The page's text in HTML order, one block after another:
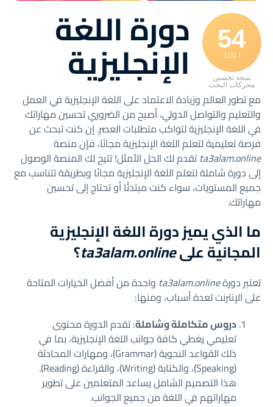
54
/ 100
نتيجة تحسين
محركات البحث
دورة اللغة
الإنجليزية
مع تطور العالم وزيادة الاعتماد على اللغة الإنجليزية في العمل
والتعليم والتواصل الدولي، أصبح من الضروري تحسين مهاراتك
في اللغة الإنجليزية لتواكب متطلبات العصر. إن كنت تبحث عن
فرصة تعليمية لتعلم اللغة الإنجليزية مجانًا، فإن منصة
ta3alam.online تقدم لك الحل الأمثل! تتيح لك المنصة الوصول
إلى دورة شاملة لتعلم اللغة الإنجليزية مجانًا وبطريقة تتناسب مع
جميع المستويات، سواء كنت مبتدئًا أو تحتاج إلى تحسين
مهاراتك.
ما الذي يميز دورة اللغة الإنجليزية
المجانية علىta3alam.online؟
تعتبر دورةta3alam.online واحدة من أفضل الخيارات المتاحة
على الإنترنت لعدة أسباب، ومنها:
دروس متكاملة وشاملة: تقدم الدورة محتوى
تعليمي يغطي كافة جوانب اللغة الإنجليزية، بما في
ذلك القواعد النحوية (Grammar)، ومهارات المحادثة
(Speaking)، والكتابة (Writing)، والقراءة (Reading).
هذا التصميم الشامل يساعد المتعلمين على تطوير
مهاراتهم في اللغة من جميع الجوانب.